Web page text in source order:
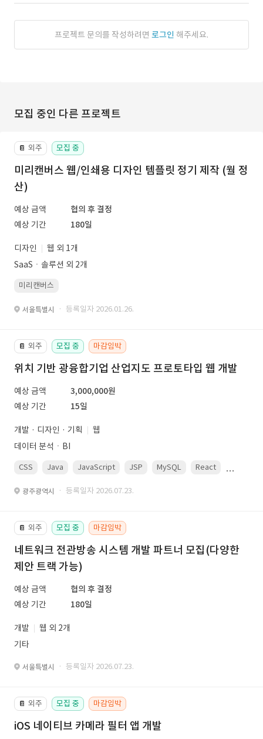
프로젝트 문의를 작성하려면 로그인 해주세요.
모집 중인 다른 프로젝트
📔 외주 모집 중
미리캔버스 웹/인쇄용 디자인 템플릿 정기 제작 (월 정
산)
예상 금액
협의 후 결정
예상 기간
180일
디자인
웹 외 1개
SaaSㆍ솔루션 외 2개
미리캔버스
서울특별시 · 등록일자 2026.01.26.
📔 외주 모집 중 마감임박
위치 기반 광융합기업 산업지도 프로토타입 웹 개발
예상 금액
3,000,000원
예상 기간
15일
개발 · 디자인 · 기획
웹
데이터 분석ㆍBI
CSS Java JavaScript JSP MySQL React
광주광역시 · 등록일자 2026.07.23.
📔 외주 모집 중 마감임박
네트워크 전관방송 시스템 개발 파트너 모집(다양한
제안 트랙 가능)
예상 금액
협의 후 결정
예상 기간
180일
개발
웹 외 2개
기타
서울특별시 · 등록일자 2026.07.23.
📔 외주 모집 중 마감임박
iOS 네이티브 카메라 필터 앱 개발